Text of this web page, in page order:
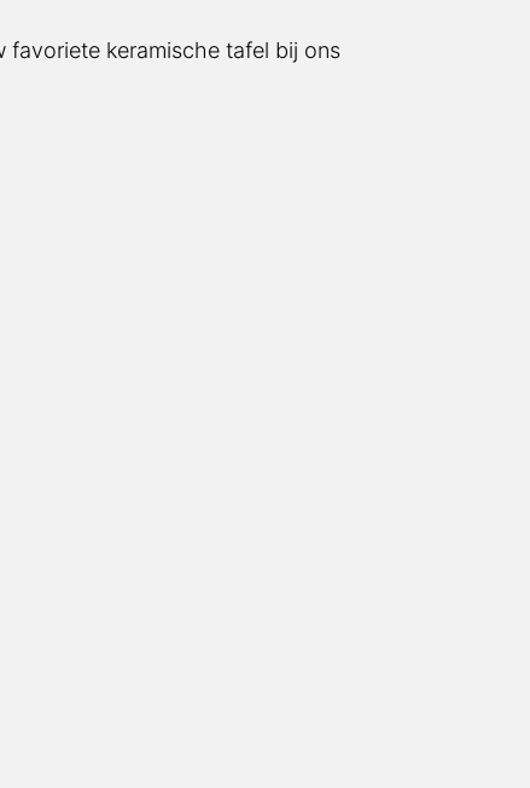
favoriete keramische tafel bij ons